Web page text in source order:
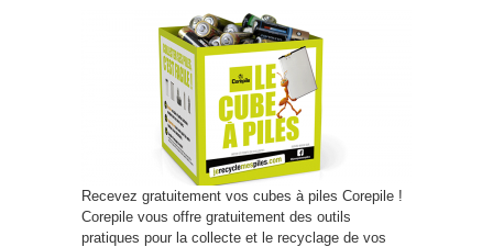
Recevez gratuitement vos cubes à piles Corepile !
Corepile vous offre gratuitement des outils
pratiques pour la collecte et le recyclage de vos